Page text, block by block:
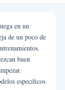
en un
de un poco de
buen
específicos